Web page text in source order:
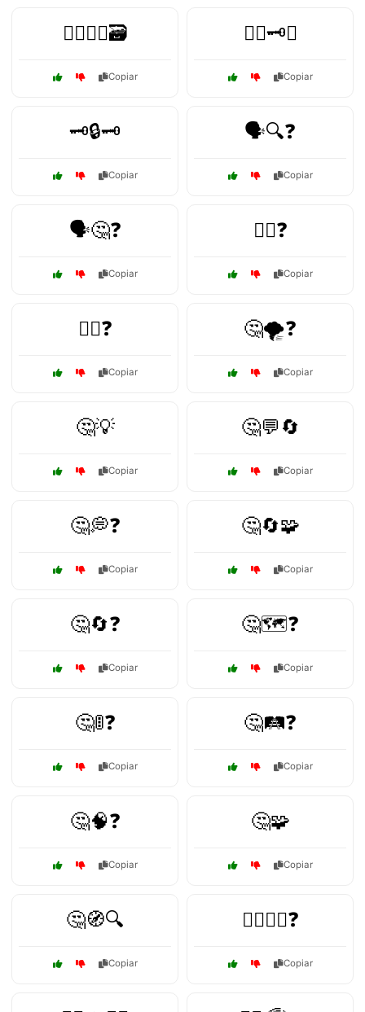
🕵️‍♂️🔎📖🗃️
Copiar
🕵️‍♂️🗝️📑
Copiar
🗝️🔒🗝️
Copiar
🗣️🔍❓
Copiar
🗣️🤔❓
Copiar
🙋‍♀️❓
Copiar
🙋‍♂️❓
Copiar
🤔🌪️❓
Copiar
🤔💡
Copiar
🤔💬🔄
Copiar
🤔💭❓
Copiar
🤔🔄🧩
Copiar
🤔🔄❓
Copiar
🤔🗺️❓
Copiar
🤔🚦❓
Copiar
🤔🛤️❓
Copiar
🤔🧠❓
Copiar
🤔🧩
Copiar
🤔🧭🔍
Copiar
🤷‍♂️🤷‍♀️❓
Copiar